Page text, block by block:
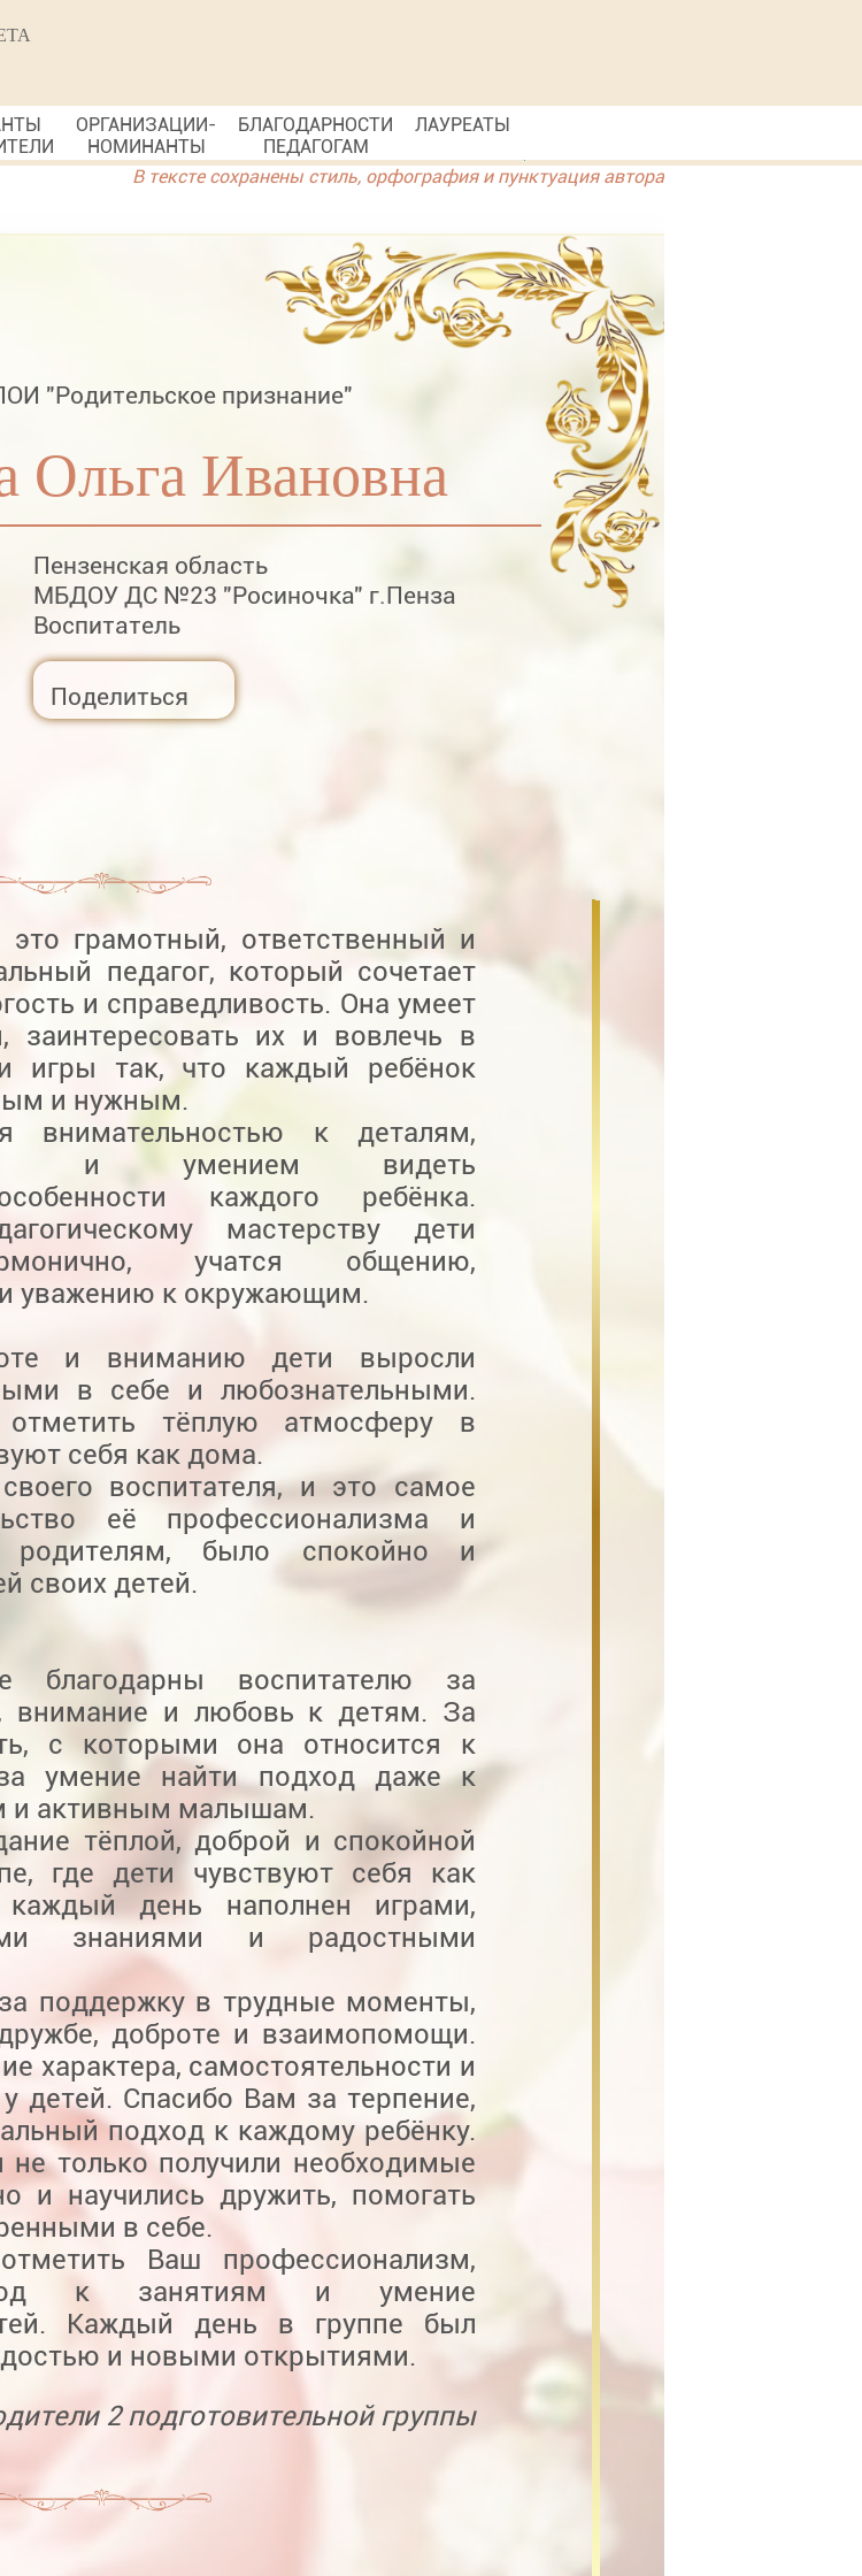
ОРГАНИЗАЦИИ-
НОМИНАНТЫ
БЛАГОДАРНОСТИ
ПЕДАГОГАМ
ЛАУРЕАТЫ
В тексте сохранены стиль, орфография и пунктуация автора
"Родительское признание"
Ольга Ивановна
Пензенская область
МБДОУ ДС №23 "Росиночка" г.Пенза
Воспитатель
Поделиться
грамотный, ответственный и
педагог, который сочетает
и справедливость. Она умеет
заинтересовать их и вовлечь в
игры так, что каждый ребёнок
и нужным.
внимательностью к деталям,
и умением видеть
каждого ребёнка.
мастерству дети
учатся общению,
уважению к окружающим.
и вниманию дети выросли
в себе и любознательными.
отметить тёплую атмосферу в
себя как дома.
воспитателя, и это самое
её профессионализма и
родителям, было спокойно и
своих детей.
благодарны воспитателю за
внимание и любовь к детям. За
с которыми она относится к
умение найти подход даже к
и активным малышам.
тёплой, доброй и спокойной
где дети чувствуют себя как
день наполнен играми,
знаниями и радостными
поддержку в трудные моменты,
доброте и взаимопомощи.
характера, самостоятельности и
детей. Спасибо Вам за терпение,
подход к каждому ребёнку.
не только получили необходимые
и научились дружить, помогать
в себе.
Ваш профессионализм,
к занятиям и умение
Каждый день в группе был
и новыми открытиями.
2 подготовительной группы